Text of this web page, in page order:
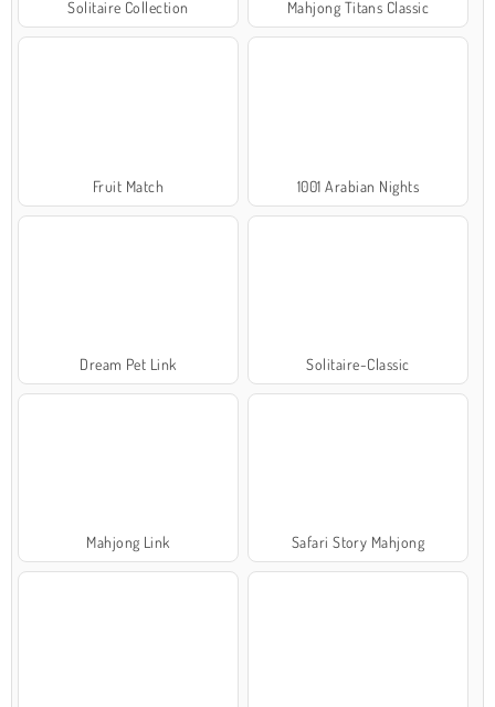
Solitaire Collection Mahjong Titans Classic
Fruit Match 1001 Arabian Nights
Dream Pet Link Solitaire-Classic
Mahjong Link Safari Story Mahjong